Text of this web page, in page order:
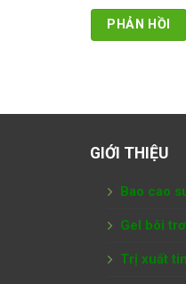
GIỚI THIỆU
Bao cao
Gel bôi
Trị xuất